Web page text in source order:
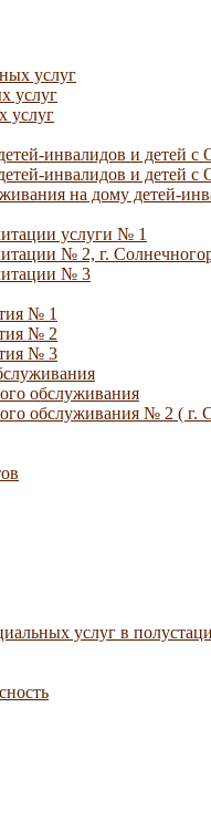
услуг
услуг
услуг
инвалидов и детей
инвалидов и детей
на дому детей-
услуги № 1
№ 2, г.
№ 3
№ 1
№ 2
№ 3
обслуживания
обслуживания № 2 ( г.
услуг в